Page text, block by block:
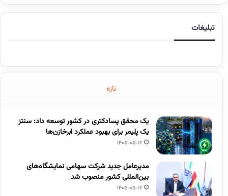
تبلیغات
تازه
یک محقق پسادکتری در کشور توسعه داد: سنتز
یک پلیمر برای بهبود عملکرد ابرخازن‌ها
1405-05-12
مدیرعامل جدید شرکت سهامی نمایشگاه‌های
بین‌المللی کشور منصوب شد
1405-05-12